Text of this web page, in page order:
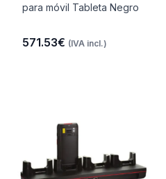
para móvil Tableta Negro
571.53€ (IVA incl.)